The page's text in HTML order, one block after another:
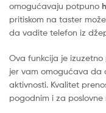
omogućavaju potpuno
pritiskom na taster
da vadite telefon iz
Ova funkcija je izuzetno
jer vam omogućava da
aktivnosti. Kvalitet
pogodnim i za poslovne